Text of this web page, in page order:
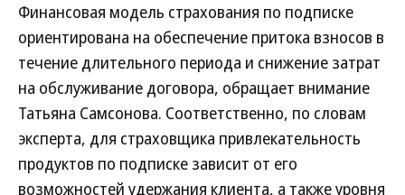
Финансовая модель страхования по подписке
ориентирована на обеспечение притока взносов в
течение длительного периода и снижение затрат
на обслуживание договора, обращает внимание
Татьяна Самсонова. Соответственно, по словам
эксперта, для страховщика привлекательность
продуктов по подписке зависит от его
возможностей удержания клиента, а также уровня